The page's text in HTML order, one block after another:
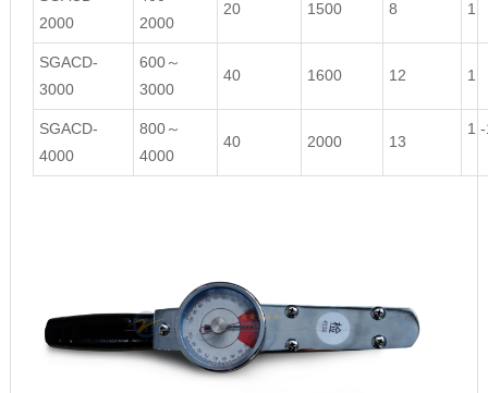
2000
2000
20 1500 8 1
SGACD-
3000
600～
3000
40 1600 12 1
SGACD-
4000
800～
4000
40 2000 13
1